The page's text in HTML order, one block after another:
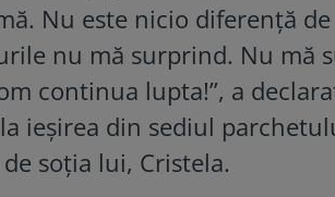
Nu este nicio diferență
nu mă surprind. Nu mă
continua lupta!”, a
ieșirea din sediul
soția lui, Cristela.